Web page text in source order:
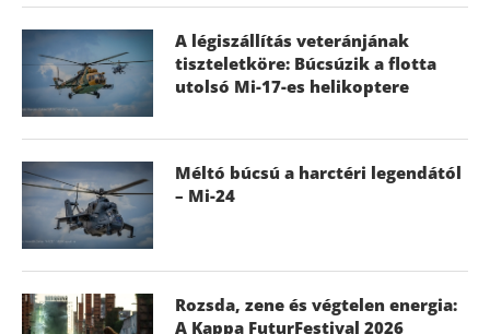
A légiszállítás veteránjának
tiszteletköre: Búcsúzik a flotta
utolsó Mi-17-es helikoptere
Méltó búcsú a harctéri legendától
– Mi-24
Rozsda, zene és végtelen energia:
A Kappa FuturFestival 2026